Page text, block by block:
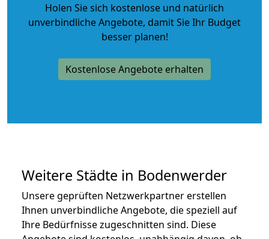
Holen Sie sich kostenlose und natürlich
unverbindliche Angebote, damit Sie Ihr Budget
besser planen!
Kostenlose Angebote erhalten
Weitere Städte in Bodenwerder
Unsere geprüften Netzwerkpartner erstellen
Ihnen unverbindliche Angebote, die speziell auf
Ihre Bedürfnisse zugeschnitten sind. Diese